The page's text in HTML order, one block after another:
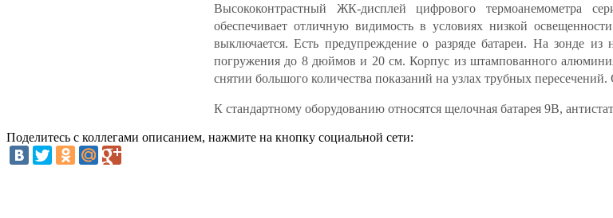
Высококонтрастный ЖК-дисплей цифрового термоанемометра
обеспечивает отличную видимость в условиях низкой
выключается. Есть предупреждение о разряде батареи. На зонде
погружения до 8 дюймов и 20 см. Корпус из штампованного
снятии большого количества показаний на узлах трубных
К стандартному оборудованию относятся щелочная батарея 9В,
Поделитесь с коллегами описанием, нажмите на кнопку социальной сети: